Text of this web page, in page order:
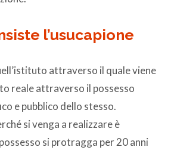
l’usucapione
attraverso il quale viene
reale attraverso il possesso
e pubblico dello stesso.
si venga a realizzare è
si protragga per 20 anni